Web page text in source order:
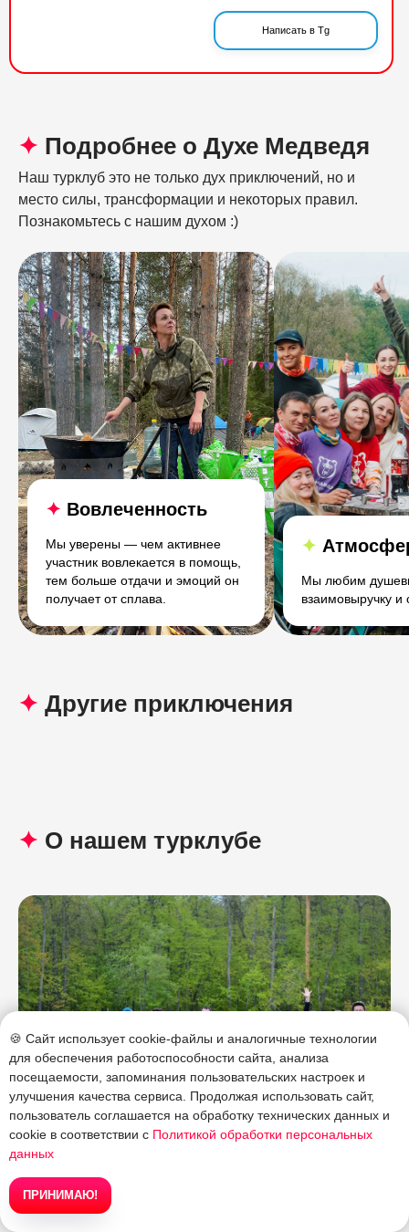
Написать в Tg
✦ Подробнее о Духе Медведя
Наш турклуб это не только дух приключений, но и
место силы, трансформации и некоторых правил.
Познакомьтесь с нашим духом :)
✦ Вовлеченность
Мы уверены — чем активнее
участник вовлекается в помощь,
тем больше отдачи и эмоций он
получает от сплава.
✦
Мы любим
взаимовыручку
✦ Другие приключения
✦ О нашем турклубе
🍪 Сайт использует cookie-файлы и аналогичные технологии
для обеспечения работоспособности сайта, анализа
посещаемости, запоминания пользовательских настроек и
улучшения качества сервиса. Продолжая использовать сайт,
пользователь соглашается на обработку технических данных и
cookie в соответствии с Политикой обработки персональных
данных
ПРИНИМАЮ!